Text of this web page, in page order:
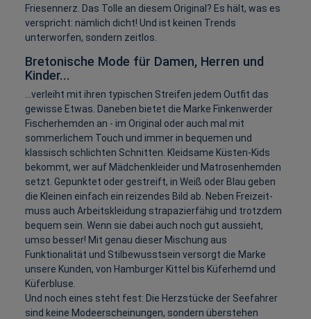
Friesennerz. Das Tolle an diesem Original? Es hält, was es
verspricht: nämlich dicht! Und ist keinen Trends
unterworfen, sondern zeitlos.
Bretonische Mode für Damen, Herren und
Kinder...
...verleiht mit ihren typischen Streifen jedem Outfit das
gewisse Etwas. Daneben bietet die Marke Finkenwerder
Fischerhemden an - im Original oder auch mal mit
sommerlichem Touch und immer in bequemen und
klassisch schlichten Schnitten. Kleidsame Küsten-Kids
bekommt, wer auf Mädchenkleider und Matrosenhemden
setzt. Gepunktet oder gestreift, in Weiß oder Blau geben
die Kleinen einfach ein reizendes Bild ab. Neben Freizeit-
muss auch Arbeitskleidung strapazierfähig und trotzdem
bequem sein. Wenn sie dabei auch noch gut aussieht,
umso besser! Mit genau dieser Mischung aus
Funktionalität und Stilbewusstsein versorgt die Marke
unsere Kunden, von Hamburger Kittel bis Küferhemd und
Küferbluse.
Und noch eines steht fest: Die Herzstücke der Seefahrer
sind keine Modeerscheinungen, sondern überstehen